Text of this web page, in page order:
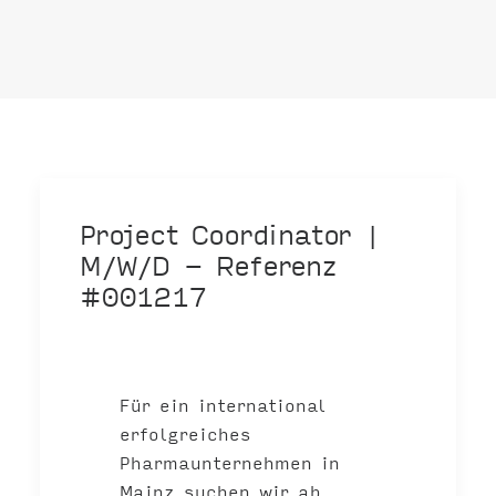
Project Coordinator |
M/W/D - Referenz
#001217
Für ein international
erfolgreiches
Pharmaunternehmen in